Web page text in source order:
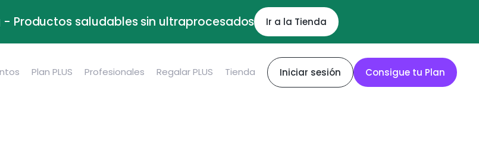
- Productos saludables sin ultraprocesados Ir a la Tienda
Plan PLUS Profesionales Regalar PLUS Tienda Iniciar sesión Consigue tu Plan